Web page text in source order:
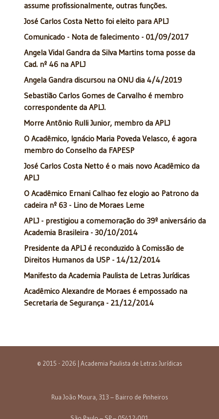
assume profissionalmente, outras funções.
José Carlos Costa Netto foi eleito para APLJ
Comunicado - Nota de falecimento - 01/09/2017
Angela Vidal Gandra da Silva Martins toma posse da
Cad. nº 46 na APLJ
Angela Gandra discursou na ONU dia 4/4/2019
Sebastião Carlos Gomes de Carvalho é membro
correspondente da APLJ.
Morre Antônio Rulli Junior, membro da APLJ
O Acadêmico, Ignácio Maria Poveda Velasco, é agora
membro do Conselho da FAPESP
José Carlos Costa Netto é o mais novo Acadêmico da
APLJ
O Acadêmico Ernani Calhao fez elogio ao Patrono da
cadeira nº 63 - Lino de Moraes Leme
APLJ - prestigiou a comemoração do 39º aniversário da
Academia Brasileira - 30/10/2014
Presidente da APLJ é reconduzido à Comissão de
Direitos Humanos da USP - 14/12/2014
Manifesto da Academia Paulista de Letras Jurídicas
Acadêmico Alexandre de Moraes é empossado na
Secretaria de Segurança - 21/12/2014
© 2015 - 2026 | Academia Paulista de Letras Jurídicas
Rua João Moura, 313 – Bairro de Pinheiros